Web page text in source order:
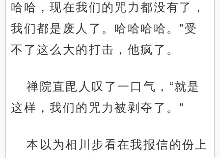
哈哈，现在我们的咒力都没有了，
我们都是废人了。哈哈哈哈。”受
不了这么大的打击，他疯了。
禅院直毘人叹了一口气，“就是
这样，我们的咒力被剥夺了。”
本以为相川步看在我报信的份上